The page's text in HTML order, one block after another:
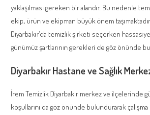
yaklaşılması gereken bir alandır. Bu nedenle
ekip, ürün ve ekipman büyük önem
Diyarbakır’da temizlik şirketi seçerken
günümüz şartlarının gerekleri de göz önünde
Diyarbakır Hastane ve Sağlık
İrem Temizlik Diyarbakır merkez ve ilçelerinde
koşullarını da göz önünde bulundurarak çalışma